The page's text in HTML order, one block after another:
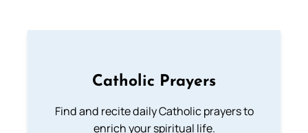
Catholic Prayers
Find and recite daily Catholic prayers to
enrich your spiritual life.